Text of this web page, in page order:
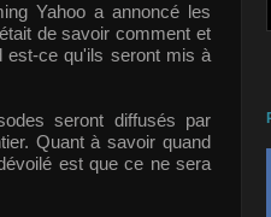
Yahoo a annoncé les
de savoir comment et
est-ce qu'ils seront mis à
seront diffusés par
Quant à savoir quand
est que ce ne sera